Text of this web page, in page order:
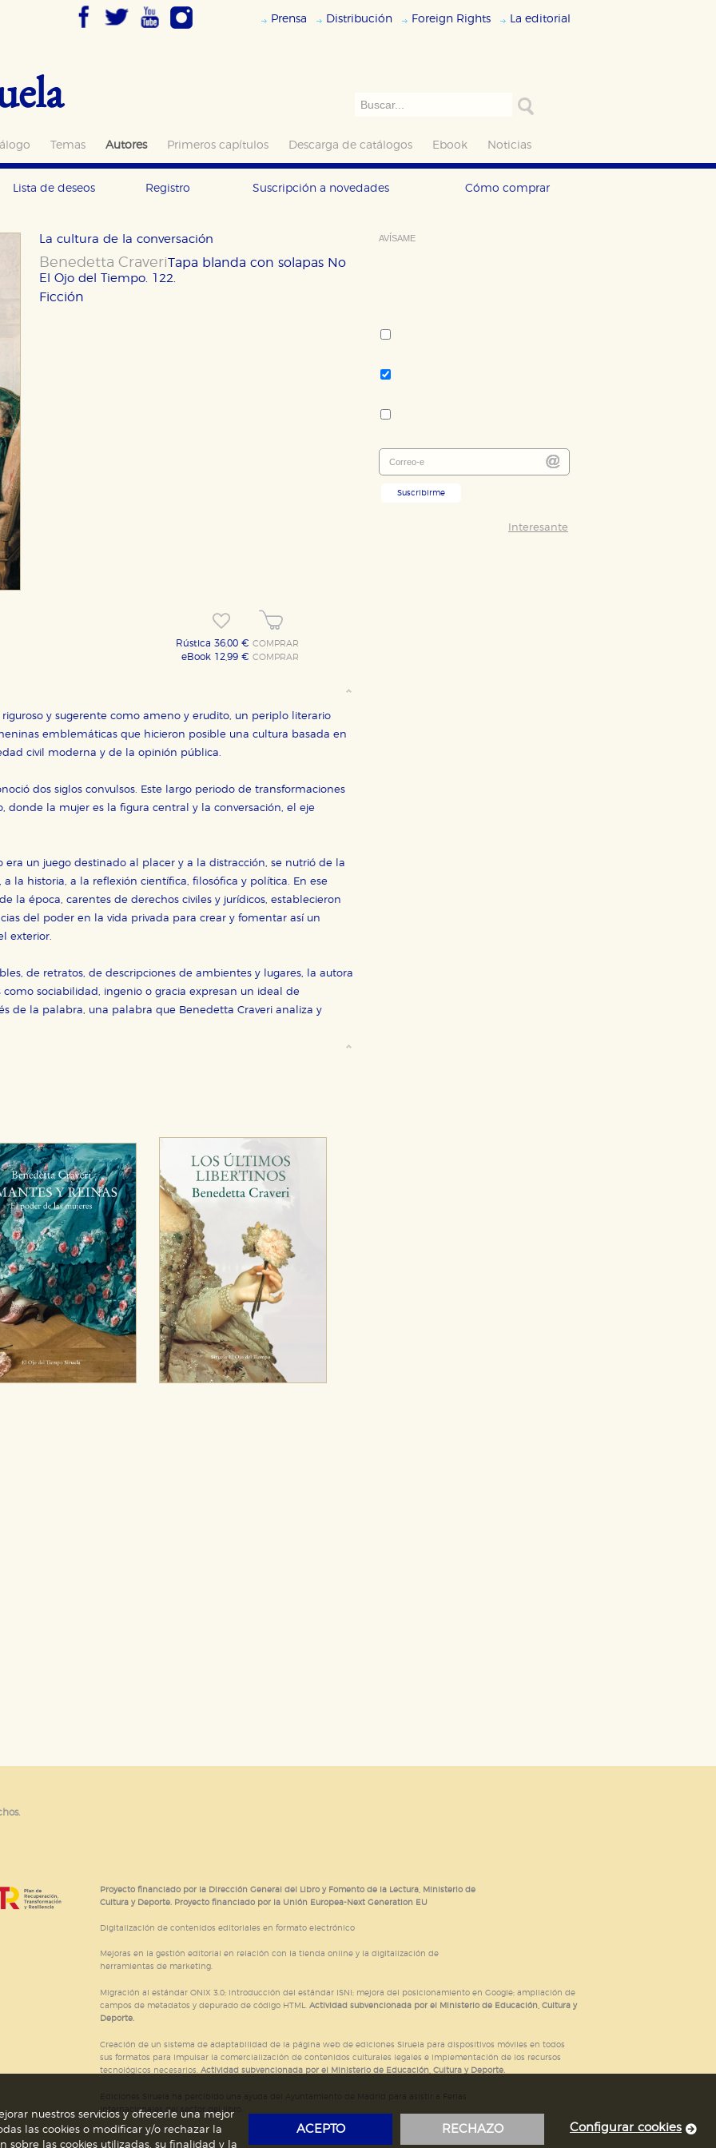
Prensa Distribución Foreign Rights La editorial
Temas Autores Primeros capítulos Descarga de catálogos Ebook Noticias
Lista de deseos Registro Suscripción a novedades Cómo comprar
La cultura de la conversación
Benedetta Craveri
El Ojo del Tiempo. 122.
Tapa blanda con solapas No
Ficción
Rústica 36,00 € COMPRAR
eBook 12,99 € COMPRAR
y sugerente como ameno y erudito, un periplo literario
emblemáticas que hicieron posible una cultura basada en
civil moderna y de la opinión pública.
dos siglos convulsos. Este largo periodo de transformaciones
donde la mujer es la figura central y la conversación, el eje
era un juego destinado al placer y a la distracción, se nutrió de la
la historia, a la reflexión científica, filosófica y política. En ese
la época, carentes de derechos civiles y jurídicos, establecieron
del poder en la vida privada para crear y fomentar así un
exterior.
de retratos, de descripciones de ambientes y lugares, la autora
sociabilidad, ingenio o gracia expresan un ideal de
de la palabra, una palabra que Benedetta Craveri analiza y
AVÍSAME
Suscribirme
Interesante
Proyecto financiado por la Dirección General del Libro y Fomento de la Lectura, Ministerio de
Cultura y Deporte. Proyecto financiado por la Unión Europea-Next Generation EU
Digitalización de contenidos editoriales en formato electrónico
Mejoras en la gestión editorial en relación con la tienda online y la digitalización de
herramientas de marketing.
Migración al estándar ONIX 3.0; introducción del estándar ISNI; mejora del posicionamiento en Google; ampliación de
campos de metadatos y depurado de código HTML. Actividad subvencionada por el Ministerio de Educación, Cultura y
Deporte.
Creación de un sistema de adaptabilidad de la página web de ediciones Siruela para dispositivos móviles en todos
sus formatos para impulsar la comercialización de contenidos culturales legales e implementación de los recursos
tecnológicos necesarios. Actividad subvencionada por el Ministerio de Educación, Cultura y Deporte.
Internacionales del sector del libro.
nuestros servicios y ofrecerle una mejor
las cookies o modificar y/o rechazar la
las cookies utilizadas, su finalidad y la
ACEPTO RECHAZO Configurar cookies
HABILITAR TODO
en ese caso es posible que algunas áreas de nuestra web dejen de funcionar correctamente.
su experiencia de navegación y optimizar el funcionamiento de nuestro sitio web. Almacenan
información personal sino que se basan en la identificación única de su navegador y
cookies